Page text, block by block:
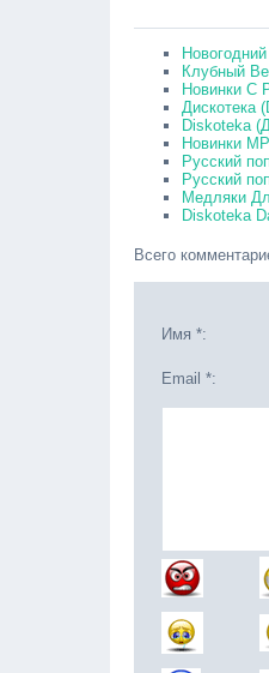
Клубный
Новинки С
Дискотека
Diskoteka
Новинки
Русский
Русский
Медляки
Diskoteka
Всего
Имя *:
Email *: